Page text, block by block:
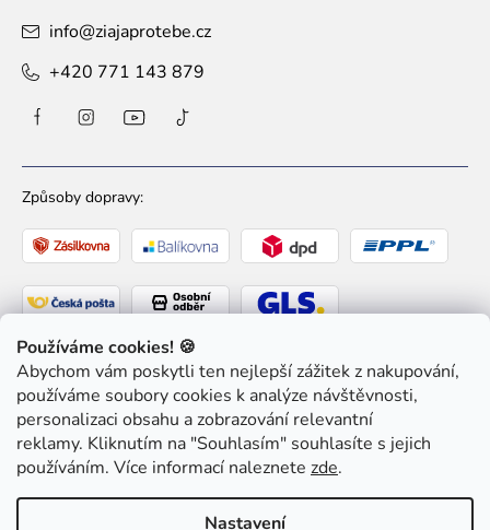
Používáme cookies! 🍪
Abychom vám poskytli ten nejlepší zážitek z nakupování,
používáme soubory cookies k analýze návštěvnosti,
personalizaci obsahu a zobrazování relevantní
reklamy. Kliknutím na "Souhlasím" souhlasíte s jejich
používáním. Více informací naleznete zde.
Nastavení
info@ziajaprotebe.cz
+420 771 143 879
Způsoby dopravy:
Způsoby platby:
Ziaja pro Tebe